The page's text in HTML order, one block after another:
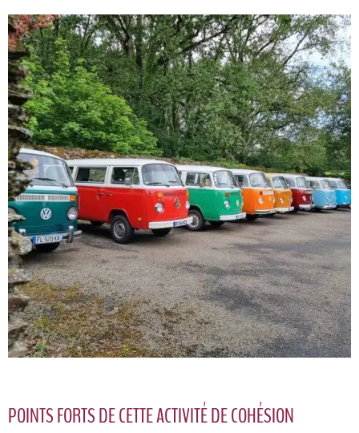
POINTS FORTS DE CETTE ACTIVITÉ DE COHÉSION